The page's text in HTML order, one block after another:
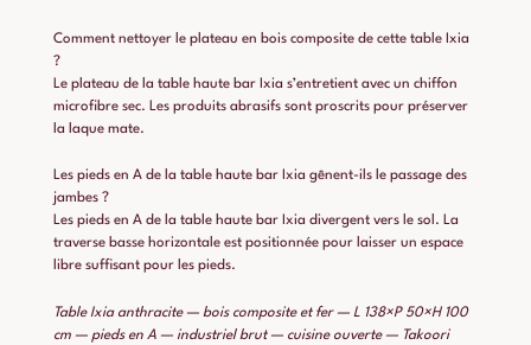
Comment nettoyer le plateau en bois composite de cette table Ixia
?
Le plateau de la table haute bar Ixia s’entretient avec un chiffon
microfibre sec. Les produits abrasifs sont proscrits pour préserver
la laque mate.
Les pieds en A de la table haute bar Ixia gênent-ils le passage des
jambes ?
Les pieds en A de la table haute bar Ixia divergent vers le sol. La
traverse basse horizontale est positionnée pour laisser un espace
libre suffisant pour les pieds.
Table Ixia anthracite — bois composite et fer — L 138×P 50×H 100
cm — pieds en A — industriel brut — cuisine ouverte — Takoori